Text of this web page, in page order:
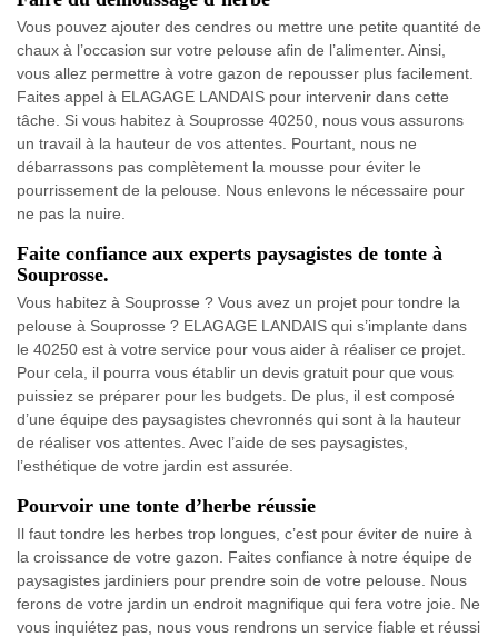
Vous pouvez ajouter des cendres ou mettre une petite quantité de
chaux à l’occasion sur votre pelouse afin de l’alimenter. Ainsi,
vous allez permettre à votre gazon de repousser plus facilement.
Faites appel à ELAGAGE LANDAIS pour intervenir dans cette
tâche. Si vous habitez à Souprosse 40250, nous vous assurons
un travail à la hauteur de vos attentes. Pourtant, nous ne
débarrassons pas complètement la mousse pour éviter le
pourrissement de la pelouse. Nous enlevons le nécessaire pour
ne pas la nuire.
Faite confiance aux experts paysagistes de tonte à
Souprosse.
Vous habitez à Souprosse ? Vous avez un projet pour tondre la
pelouse à Souprosse ? ELAGAGE LANDAIS qui s’implante dans
le 40250 est à votre service pour vous aider à réaliser ce projet.
Pour cela, il pourra vous établir un devis gratuit pour que vous
puissiez se préparer pour les budgets. De plus, il est composé
d’une équipe des paysagistes chevronnés qui sont à la hauteur
de réaliser vos attentes. Avec l’aide de ses paysagistes,
l’esthétique de votre jardin est assurée.
Pourvoir une tonte d’herbe réussie
Il faut tondre les herbes trop longues, c’est pour éviter de nuire à
la croissance de votre gazon. Faites confiance à notre équipe de
paysagistes jardiniers pour prendre soin de votre pelouse. Nous
ferons de votre jardin un endroit magnifique qui fera votre joie. Ne
vous inquiétez pas, nous vous rendrons un service fiable et réussi